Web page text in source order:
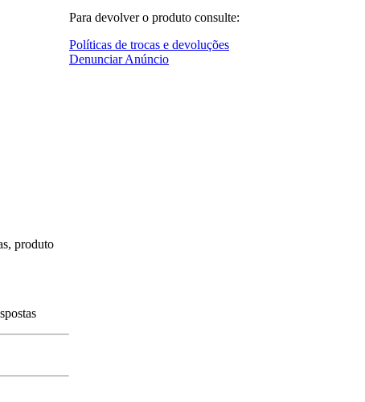
produto
Para devolver o produto consulte:
Políticas de trocas e devoluções
Denunciar Anúncio